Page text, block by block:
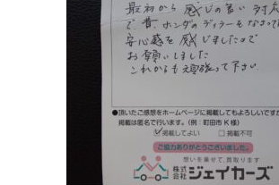
車の買取事例
cases
【 (株) ジェイカーズ ハッピーカーズ町田
タプリウスの車買取事例10